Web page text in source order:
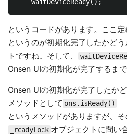
というコードがあります。ここ
というのが初期化完了したかど
トですね。そして、
Onsen UIの初期化が完了するまで
Onsen UIの初期化が完了したか
メソッドとして ons.isReady()
というメソッドがありますが、
_readyLock オブジェクトに問い